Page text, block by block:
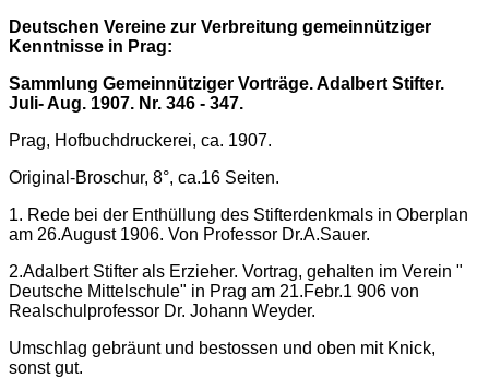
Deutschen Vereine zur Verbreitung gemeinnütziger
Kenntnisse in Prag:
Sammlung Gemeinnütziger Vorträge. Adalbert Stifter.
Juli- Aug. 1907. Nr. 346 - 347.
Prag, Hofbuchdruckerei, ca. 1907.
Original-Broschur, 8°, ca.16 Seiten.
1. Rede bei der Enthüllung des Stifterdenkmals in Oberplan
am 26.August 1906. Von Professor Dr.A.Sauer.
2.Adalbert Stifter als Erzieher. Vortrag, gehalten im Verein "
Deutsche Mittelschule" in Prag am 21.Febr.1 906 von
Realschulprofessor Dr. Johann Weyder.
Umschlag gebräunt und bestossen und oben mit Knick,
sonst gut.